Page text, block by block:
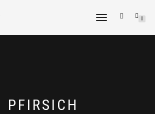
NAVIGATION
0
PFIRSICH